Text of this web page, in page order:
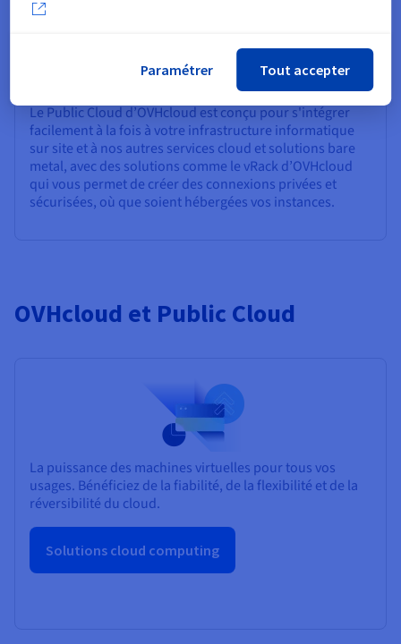
Le Public Cloud d’OVHcloud est conçu pour s'intégrer
facilement à la fois à votre infrastructure informatique
sur site et à nos autres services cloud et solutions bare
metal, avec des solutions comme le vRack d’OVHcloud
qui vous permet de créer des connexions privées et
sécurisées, où que soient hébergées vos instances.
OVHcloud et Public Cloud
La puissance des machines virtuelles pour tous vos
usages. Bénéficiez de la fiabilité, de la flexibilité et de la
réversibilité du cloud.
Solutions cloud computing
Paramétrer Tout accepter